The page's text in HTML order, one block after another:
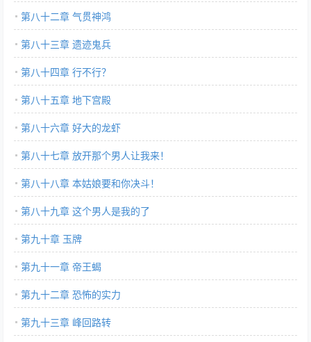
第八十二章 气贯神鸿
第八十三章 遗迹鬼兵
第八十四章 行不行？
第八十五章 地下宫殿
第八十六章 好大的龙虾
第八十七章 放开那个男人让我来！
第八十八章 本姑娘要和你决斗！
第八十九章 这个男人是我的了
第九十章 玉牌
第九十一章 帝王蝎
第九十二章 恐怖的实力
第九十三章 峰回路转